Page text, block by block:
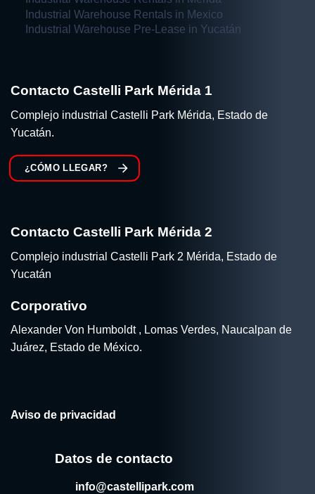
Industrial Warehouse Rentals in Mexico
Industrial Warehouse Pre-Lease in Yucatán
Contacto Castelli Park Mérida 1
Complejo industrial Castelli Park Mérida, Estado de
Yucatán.
¿CÓMO LLEGAR?
Contacto Castelli Park Mérida 2
Complejo industrial Castelli Park 2 Mérida, Estado de
Yucatán
Corporativo
Alexander Von Humboldt , Lomas Verdes, Naucalpan de
Juárez, Estado de México.
Aviso de privacidad
Datos de contacto
info@castellipark.com